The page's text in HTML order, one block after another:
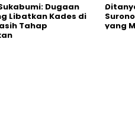
Dugaan
Libatkan Kades di
Tahap
yang